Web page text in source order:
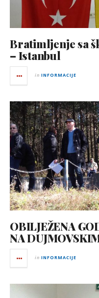
Bratimljenje sa
– Istanbul
in INFORMACIJE
OBILJEŽENA
NA
in INFORMACIJE